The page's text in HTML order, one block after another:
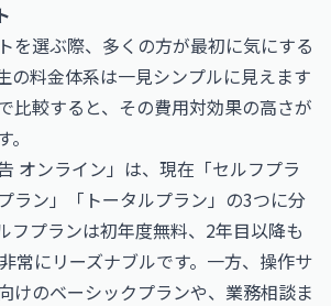
を選ぶ際、多くの方が最初に気にする
の料金体系は一見シンプルに見えます
比較すると、その費用対効果の高さが
オンライン」は、現在「セルフプラ
ラン」「トータルプラン」の3つに分
フプランは初年度無料、2年目以降も
常にリーズナブルです。一方、操作サ
けのベーシックプランや、業務相談ま